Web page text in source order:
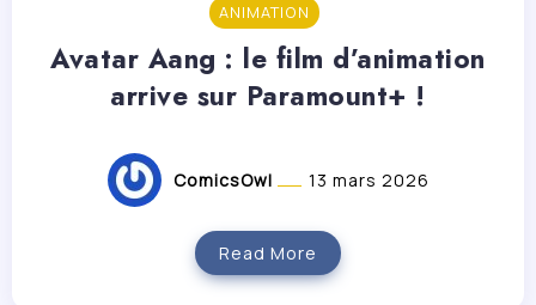
ANIMATION
Avatar Aang : le film d’animation
arrive sur Paramount+ !
ComicsOwl 13 mars 2026
Read More